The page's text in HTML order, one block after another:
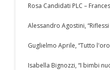
Rosa Candidati PLC –
Alessandro Agostini,
Guglielmo Aprile, “Tutto
Isabella Bignozzi, “I bimbi